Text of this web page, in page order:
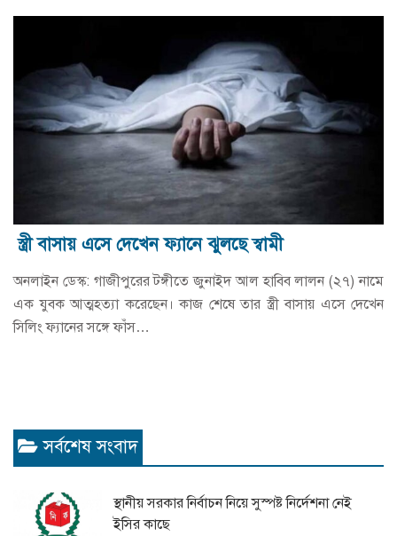
স্ত্রী বাসায় এসে দেখেন ফ্যানে ঝুলছে স্বামী
অনলাইন ডেস্ক: গাজীপুরের টঙ্গীতে জুনাইদ আল হাবিব লালন (২৭) নামে
এক যুবক আত্মহত্যা করেছেন। কাজ শেষে তার স্ত্রী বাসায় এসে দেখেন
সিলিং ফ্যানের সঙ্গে ফাঁস…
সর্বশেষ সংবাদ
স্থানীয় সরকার নির্বাচন নিয়ে সুস্পষ্ট নির্দেশনা নেই
ইসির কাছে